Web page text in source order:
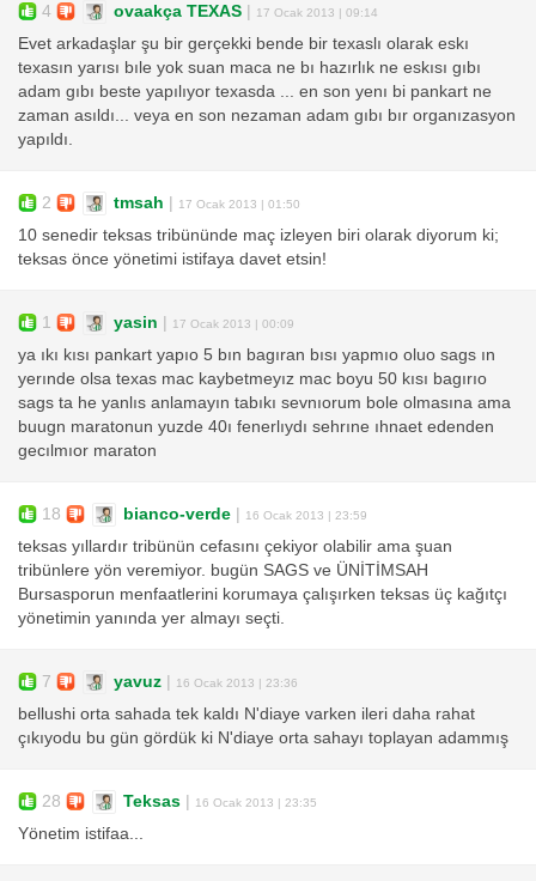
4 ovaakça TEXAS | 17 Ocak 2013 | 09:14
Evet arkadaşlar şu bir gerçekki bende bir texaslı olarak eskı
texasın yarısı bıle yok suan maca ne bı hazırlık ne eskısı gıbı
adam gıbı beste yapılıyor texasda ... en son yenı bi pankart ne
zaman asıldı... veya en son nezaman adam gıbı bır organızasyon
yapıldı.
2 tmsah | 17 Ocak 2013 | 01:50
10 senedir teksas tribününde maç izleyen biri olarak diyorum ki;
teksas önce yönetimi istifaya davet etsin!
1 yasin | 17 Ocak 2013 | 00:09
ya ıkı kısı pankart yapıo 5 bın bagıran bısı yapmıo oluo sags ın
yerınde olsa texas mac kaybetmeyız mac boyu 50 kısı bagırıo
sags ta he yanlıs anlamayın tabıkı sevnıorum bole olmasına ama
buugn maratonun yuzde 40ı fenerlıydı sehrıne ıhnaet edenden
gecılmıor maraton
18 bianco-verde | 16 Ocak 2013 | 23:59
teksas yıllardır tribünün cefasını çekiyor olabilir ama şuan
tribünlere yön veremiyor. bugün SAGS ve ÜNİTİMSAH
Bursasporun menfaatlerini korumaya çalışırken teksas üç kağıtçı
yönetimin yanında yer almayı seçti.
7 yavuz | 16 Ocak 2013 | 23:36
bellushi orta sahada tek kaldı N'diaye varken ileri daha rahat
çıkıyodu bu gün gördük ki N'diaye orta sahayı toplayan adammış
28 Teksas | 16 Ocak 2013 | 23:35
Yönetim istifaa...